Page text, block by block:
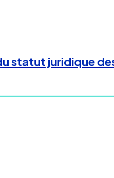
statut juridique